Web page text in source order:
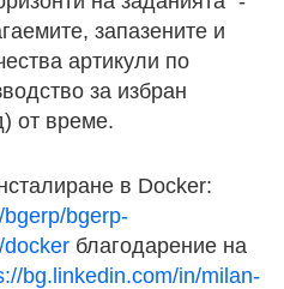
запазените и
артикули по
за избран
от време.
в Docker:
bgerp-
благодарение на
bg.linkedin.com/in/milan-